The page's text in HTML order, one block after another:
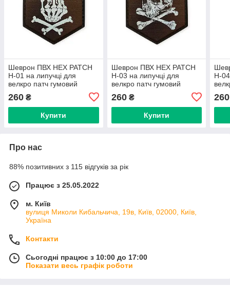
Шеврон ПВХ HEX PATCH
H-01 на липучці для
велкро патч гумовий
260 ₴
Купити
Шеврон ПВХ HEX PATCH
H-03 на липучці для
велкро патч гумовий
260₴
Купити
H-
260
Про нас
88% позитивних з 115 відгуків за рік
Працює з 25.05.2022
м. Київ
вулиця Миколи Кибальчича, 19в, Київ, 02000, Київ,
Україна
Контакти
Сьогодні працює з 10:00 до 17:00
Показати весь графік роботи